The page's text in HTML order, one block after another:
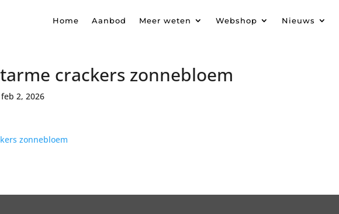
Home Aanbod Meer weten Webshop Nieuws
crackers zonnebloem
feb 2, 2026